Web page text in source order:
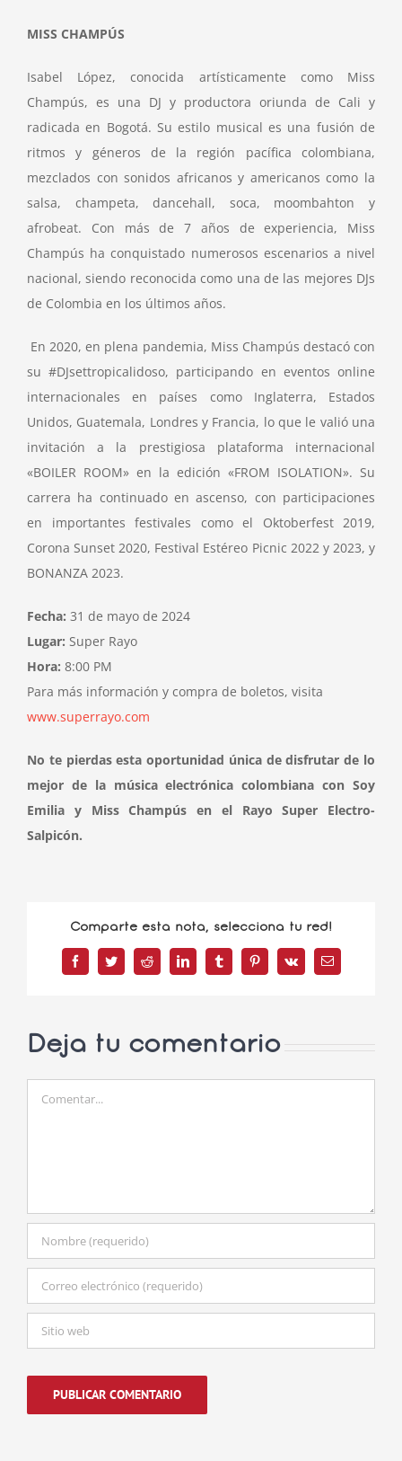
MISS CHAMPÚS
Isabel López, conocida artísticamente como Miss
Champús, es una DJ y productora oriunda de Cali y
radicada en Bogotá. Su estilo musical es una fusión de
ritmos y géneros de la región pacífica colombiana,
mezclados con sonidos africanos y americanos como la
salsa, champeta, dancehall, soca, moombahton y
afrobeat. Con más de 7 años de experiencia, Miss
Champús ha conquistado numerosos escenarios a nivel
nacional, siendo reconocida como una de las mejores DJs
de Colombia en los últimos años.
En 2020, en plena pandemia, Miss Champús destacó con
su #DJsettropicalidoso, participando en eventos online
internacionales en países como Inglaterra, Estados
Unidos, Guatemala, Londres y Francia, lo que le valió una
invitación a la prestigiosa plataforma internacional
«BOILER ROOM» en la edición «FROM ISOLATION». Su
carrera ha continuado en ascenso, con participaciones
en importantes festivales como el Oktoberfest 2019,
Corona Sunset 2020, Festival Estéreo Picnic 2022 y 2023, y
BONANZA 2023.
Fecha: 31 de mayo de 2024
Lugar: Super Rayo
Hora: 8:00 PM
Para más información y compra de boletos, visita
www.superrayo.com
No te pierdas esta oportunidad única de disfrutar de lo
mejor de la música electrónica colombiana con Soy
Emilia y Miss Champús en el Rayo Super Electro-
Salpicón.
Comparte esta nota, selecciona tu red!
FacebookTwitterReddit LinkedInTumblrPinterest
Vk
Correo
electrónico
Deja tu comentario